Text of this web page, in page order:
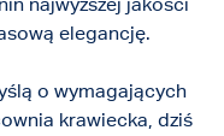
elegancję.
o wymagających
krawiecka, dziś